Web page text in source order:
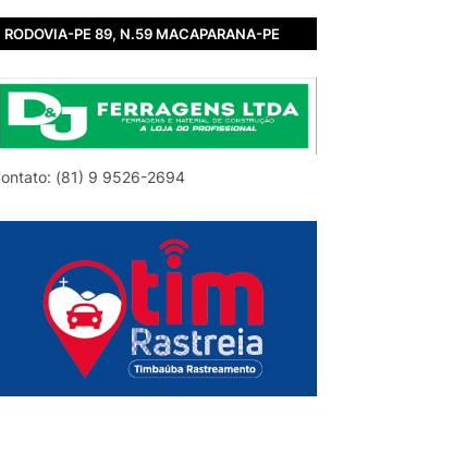
RODOVIA-PE 89, N.59 MACAPARANA-PE
(81) 9 9526-2694